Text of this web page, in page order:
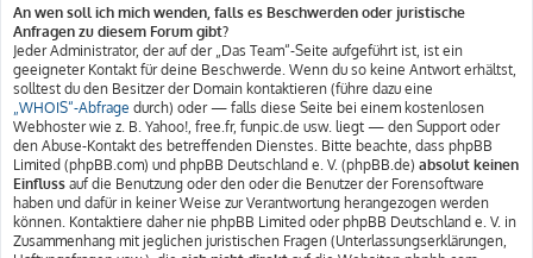
An wen soll ich mich wenden, falls es Beschwerden oder juristische
Anfragen zu diesem Forum gibt?
Jeder Administrator, der auf der „Das Team“-Seite aufgeführt ist, ist ein
geeigneter Kontakt für deine Beschwerde. Wenn du so keine Antwort erhältst,
solltest du den Besitzer der Domain kontaktieren (führe dazu eine
„WHOIS“-Abfrage durch) oder — falls diese Seite bei einem kostenlosen
Webhoster wie z. B. Yahoo!, free.fr, funpic.de usw. liegt — den Support oder
den Abuse-Kontakt des betreffenden Dienstes. Bitte beachte, dass phpBB
Limited (phpBB.com) und phpBB Deutschland e. V. (phpBB.de) absolut keinen
Einfluss auf die Benutzung oder den oder die Benutzer der Forensoftware
haben und dafür in keiner Weise zur Verantwortung herangezogen werden
können. Kontaktiere daher nie phpBB Limited oder phpBB Deutschland e. V. in
Zusammenhang mit jeglichen juristischen Fragen (Unterlassungserklärungen,